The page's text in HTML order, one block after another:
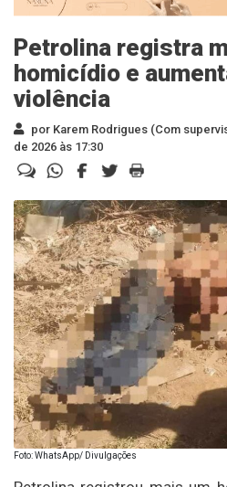
Petrolina registra
homicídio e
violência
por Karem Rodrigues (Com
de 2026 às 17:30
Foto: WhatsApp/ Divulgações